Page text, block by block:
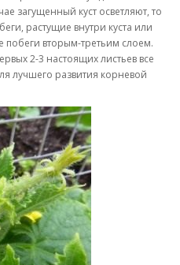
загущенный куст осветляют, то
растущие внутри куста или
побеги вторым-третьим слоем.
2-3 настоящих листьев все
лучшего развития корневой